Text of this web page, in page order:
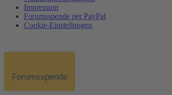
Impressum
Forumsspende per PayPal
Cookie-Einstellungen
Forumsspende